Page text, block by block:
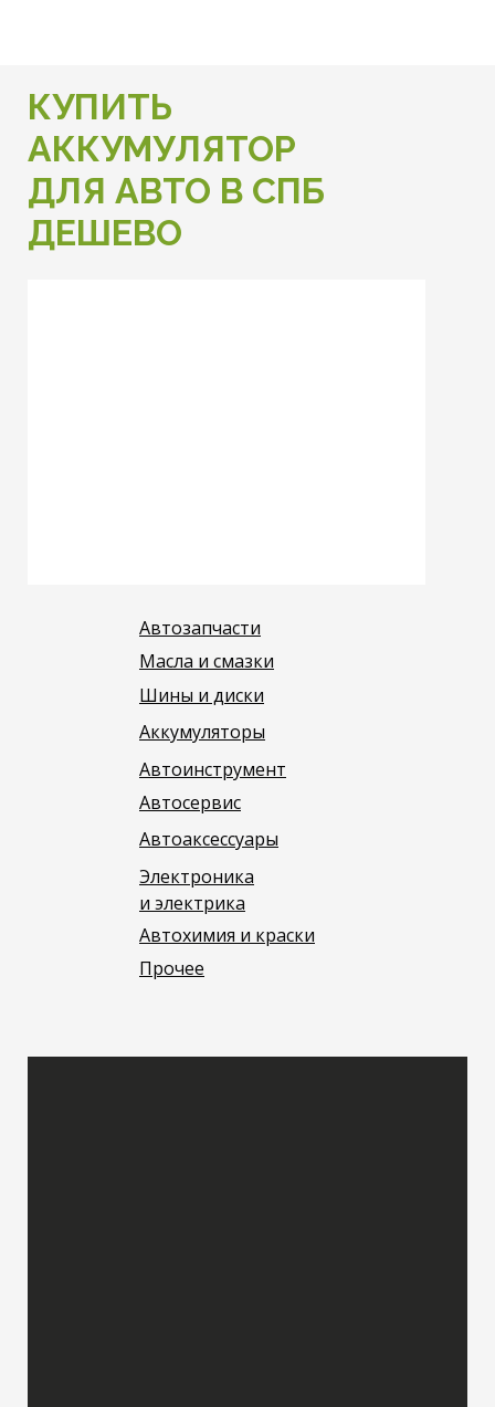
Прочее
Автохимия и краски
Электроника
и электрика
Автоаксессуары
Автосервис
Автоинструмент
Аккумуляторы
Шины и диски
Масла и смазки
Автозапчасти
КУПИТЬ
АККУМУЛЯТОР
ДЛЯ АВТО В СПБ
ДЕШЕВО